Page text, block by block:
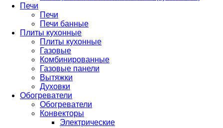
Печи
Печи
Печи банные
Плиты кухонные
Плиты кухонные
Газовые
Комбинированные
Газовые панели
Вытяжки
Духовки
Обогреватели
Обогреватели
Конвекторы
Электрические